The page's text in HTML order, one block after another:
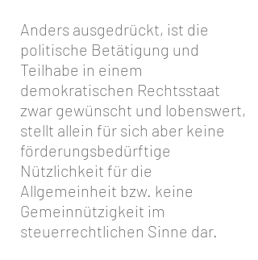
Anders ausgedrückt, ist die
politische Betätigung und
Teilhabe in einem
demokratischen Rechtsstaat
zwar gewünscht und lobenswert,
stellt allein für sich aber keine
förderungsbedürftige
Nützlichkeit für die
Allgemeinheit bzw. keine
Gemeinnützigkeit im
steuerrechtlichen Sinne dar.